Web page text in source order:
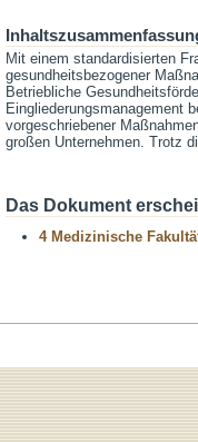
Mit einem standardisierten
gesundheitsbezogener
Betriebliche
Eingliederungsmanagement
vorgeschriebener
großen Unternehmen. Trotz
Das Dokument
4 Medizinische